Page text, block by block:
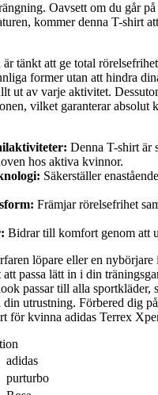
Oavsett om du går
kommer denna T-shirt
tänkt att ge total
former utan att hindra
ut av varje aktivitet.
vilket garanterar absolut
Denna T-shirt är
hos aktiva kvinnor.
Säkerställer
Främjar rörelsefrihet
Bidrar till komfort genom att
löpare eller en nybörjare
passa lätt in i din
passar till alla sportkläder,
utrustning. Förbered dig
för kvinna adidas Terrex
adidas
purturbo